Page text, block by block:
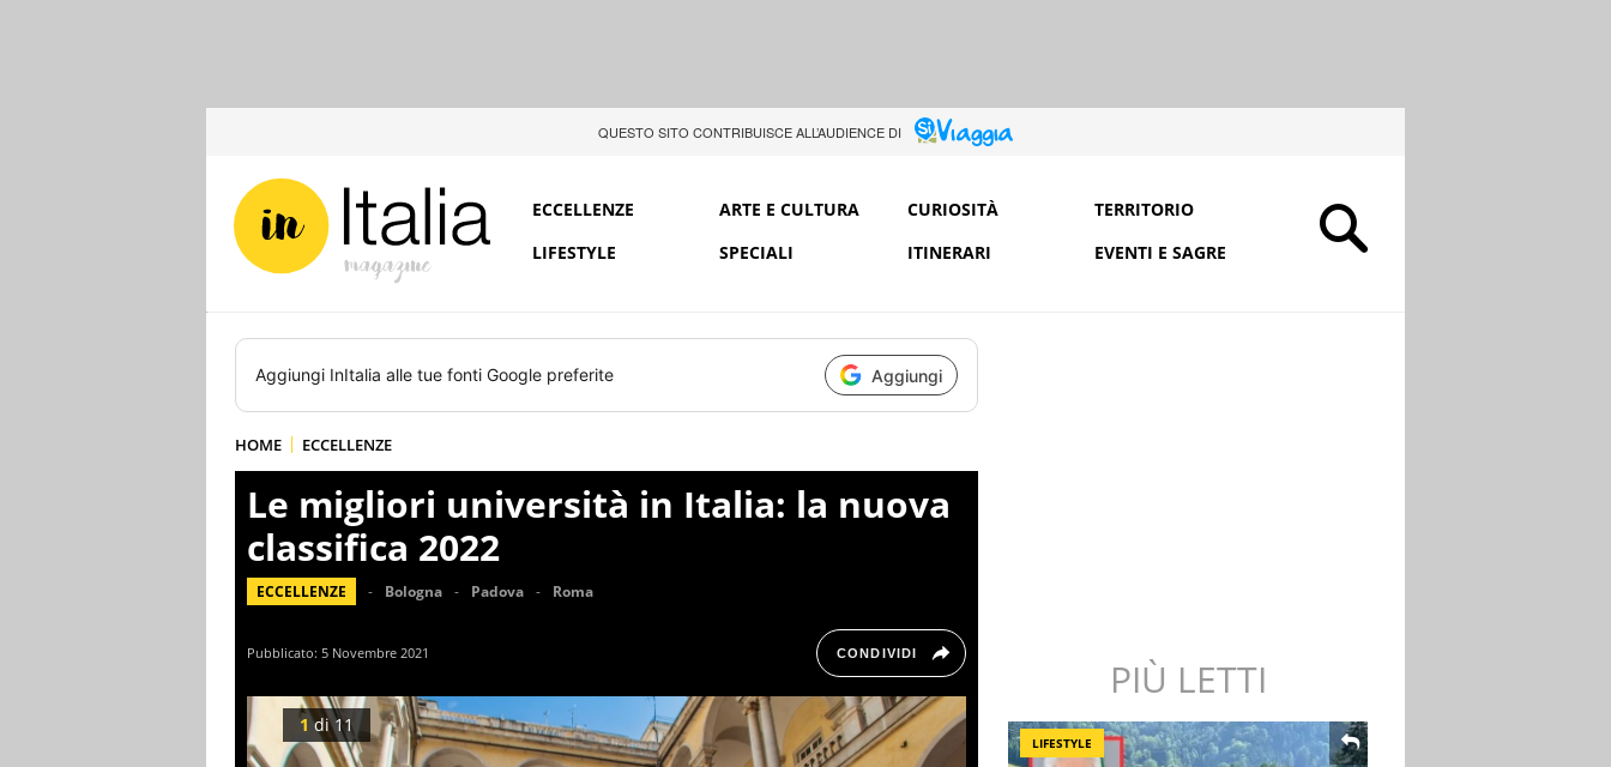
QUESTO SITO CONTRIBUISCE ALL’AUDIENCE DI
ECCELLENZE ARTE E CULTURA CURIOSITÀ
TERRITORIO
LIFESTYLE
SPECIALI ITINERARI EVENTI E SAGRE
Aggiungi InItalia alle tue fonti Google preferite Aggiungi
HOME ECCELLENZE
Le migliori università in Italia: la nuova
classifica 2022
ECCELLENZE Bologna Padova Roma
Pubblicato: 5 Novembre 2021 CONDIVIDI
1 di11
PIÙ LETTI
LIFESTYLE